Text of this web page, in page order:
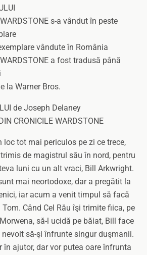
s-a vândut în peste
vândute în România
a fost tradusă până
la Warner Bros.
de Joseph Delaney
CRONICILE WARDSTONE
loc tot mai periculos pe zi ce trece,
de magistrul său în nord, pentru
luni cu un alt vraci, Bill Arkwright.
mai neortodoxe, dar a pregătit la
iar acum a venit timpul să facă
Când Cel Rău îşi trimite fiica, pe
să-l ucidă pe băiat, Bill face
nevoit să-şi înfrunte singur duşmanii.
în ajutor, dar vor putea oare înfrunta